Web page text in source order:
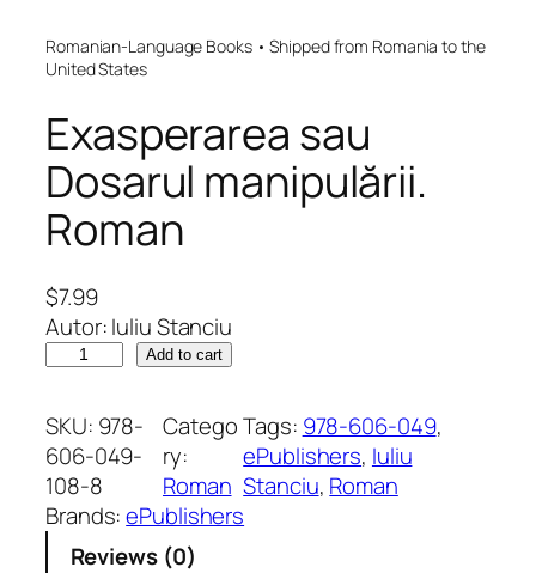
Romanian-Language Books • Shipped from Romania to the
United States
Exasperarea sau
Dosarul manipulării.
Roman
$7.99
Autor: Iuliu Stanciu
a
s
p
e
r
Add to cart
SKU: 978-
606-049-
108-8
Catego
ry:
Roman
Tags: 978-606-049
ePublishers, Iuliu
Stanciu, Roman
Brands:ePublishers
Reviews (0)